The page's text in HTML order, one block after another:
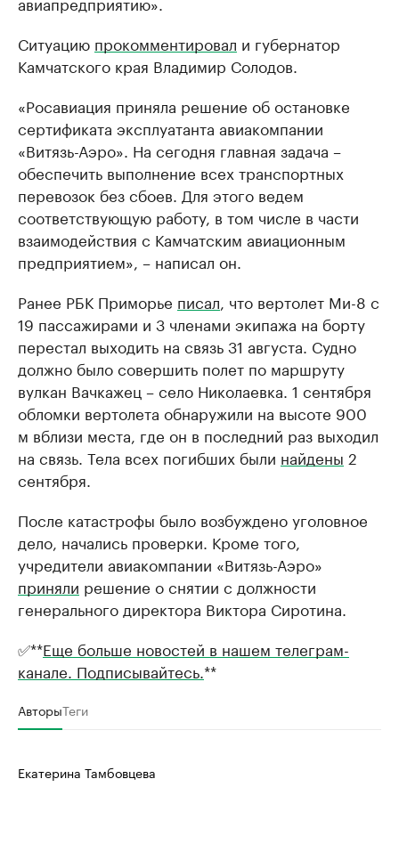
Ситуацию прокомментировал и губернатор
Камчатского края Владимир Солодов.
«Росавиация приняла решение об остановке
сертификата эксплуатанта авиакомпании
«Витязь-Аэро». На сегодня главная задача –
обеспечить выполнение всех транспортных
перевозок без сбоев. Для этого ведем
соответствующую работу, в том числе в части
взаимодействия с Камчатским авиационным
предприятием», – написал он.
Ранее РБК Приморье писал, что вертолет Ми-8 с
19 пассажирами и 3 членами экипажа на борту
перестал выходить на связь 31 августа. Судно
должно было совершить полет по маршруту
вулкан Вачкажец – село Николаевка. 1 сентября
обломки вертолета обнаружили на высоте 900
м вблизи места, где он в последний раз выходил
на связь. Тела всех погибших были найдены 2
сентября.
После катастрофы было возбуждено уголовное
дело, начались проверки. Кроме того,
учредители авиакомпании «Витязь-Аэро»
приняли решение о снятии с должности
генерального директора Виктора Сиротина.
✅**Еще больше новостей в нашем телеграм-
канале. Подписывайтесь.**
АвторыТеги
Екатерина Тамбовцева